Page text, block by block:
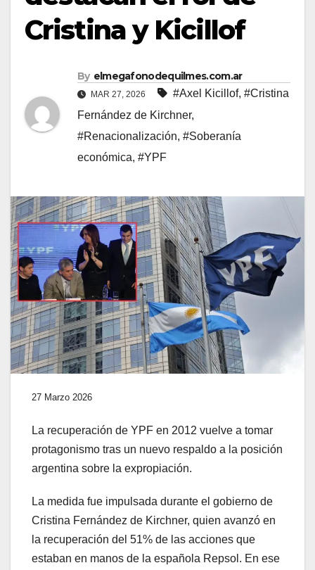
Cristina y Kicillof
By elmegafonodequilmes.com.ar
MAR 27, 2026 #Axel Kicillof, #Cristina
Fernández de Kirchner,
#Renacionalización, #Soberanía
económica, #YPF
27 Marzo 2026
La recuperación de YPF en 2012 vuelve a tomar
protagonismo tras un nuevo respaldo a la posición
argentina sobre la expropiación.
La medida fue impulsada durante el gobierno de
Cristina Fernández de Kirchner, quien avanzó en
la recuperación del 51% de las acciones que
estaban en manos de la española Repsol. En ese